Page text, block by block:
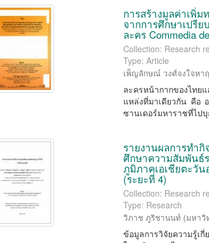
การสร้างมูลค่าเพิ่
จากการศึกษาเปรี
ละคร Commedia
Collection: Research
Type: Article
เพ็ญลักษณ์ วงศ์จงใจหา
ละครหน้ากากของไท
แหล่งที่มาเดียวกัน คือ
ซานเดอร์มหาราชที่ไป
รายงานผลการทำ
ศึกษาความสัมพันธ์
ภูมิภาคเอเชียตะวัน
(ระยะที่ 4)
Collection: Research
Type: Research
วิภาช ภูริชานนท์ (มหาวิ
ข้อมูลการวิจัยความรู้เ